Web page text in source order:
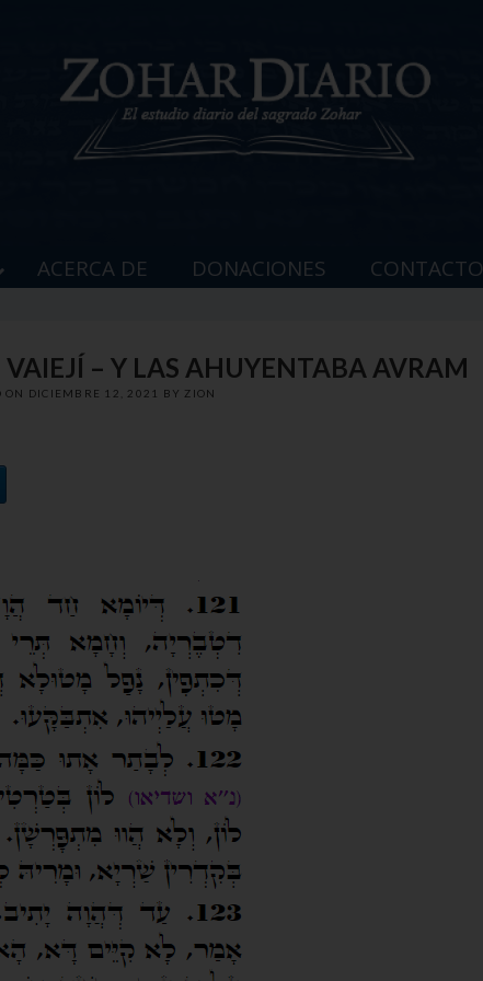
ACERCA DE DONACIONES CONTACTO
– Y LAS AHUYENTABA AVRAM
ON DICIEMBRE 12, 2021 BY ZION